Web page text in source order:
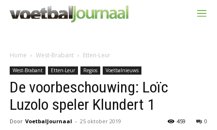
Home West-Brabant Etten-Leur
West-Brabant Etten-Leur Regios Voetbalnieuws
De voorbeschouwing: Loïc
Luzolo speler Klundert 1
Door VoetbalJournaal - 25 oktober 2019 0
459